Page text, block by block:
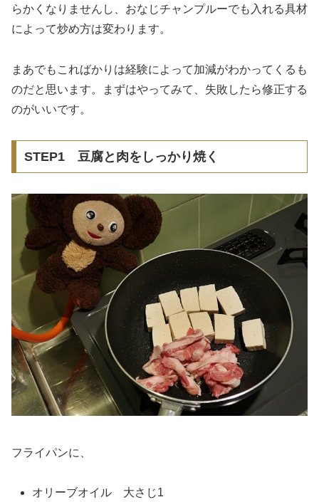
らかくなりませんし、おなじチャンプルーでも入れる具材
によって炒め方は変わります。
まあでもこればかりは経験によって加減がわかってくるも
のだと思います。まずはやってみて、失敗したら修正する
のがいいです。
STEP1 豆腐と肉をしっかり焼く
フライパンに、
オリーブオイル 大さじ1